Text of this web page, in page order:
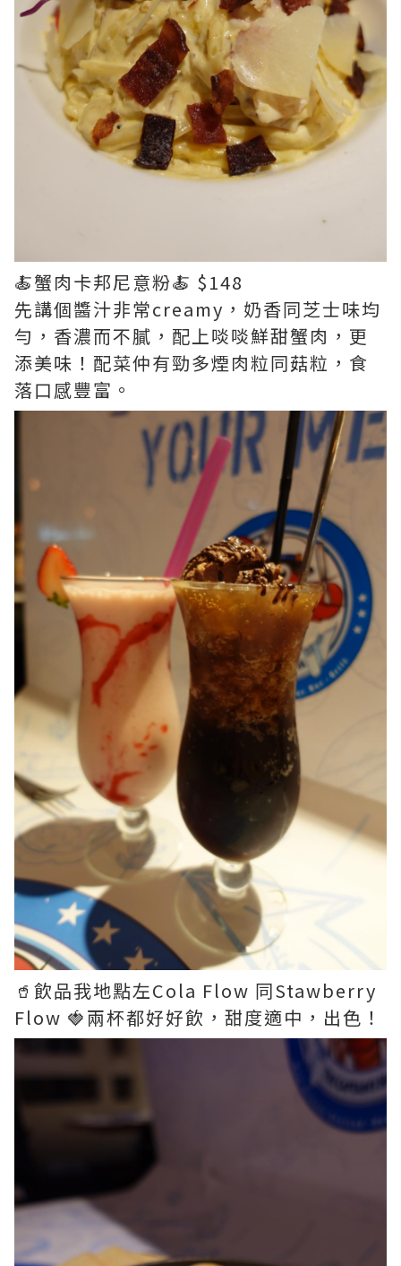
🍝蟹肉卡邦尼意粉🍝 $148
先講個醬汁非常creamy，奶香同芝士味均
勻，香濃而不膩，配上啖啖鮮甜蟹肉，更
添美味！配菜仲有勁多煙肉粒同菇粒，食
落口感豐富。
🥤飲品我地點左Cola Flow 同Stawberry
Flow 🍓兩杯都好好飲，甜度適中，出色！